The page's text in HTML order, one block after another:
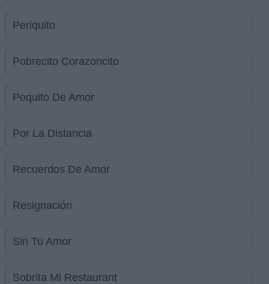
Periquito
Pobrecito Corazoncito
Poquito De Amor
Por La Distancia
Recuerdos De Amor
Resignación
Sin Tu Amor
Sobrita Mi Restaurant